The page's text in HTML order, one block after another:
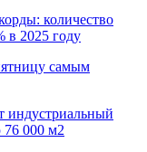
количество
в 2025 году
самым
индустриальный
000 м2